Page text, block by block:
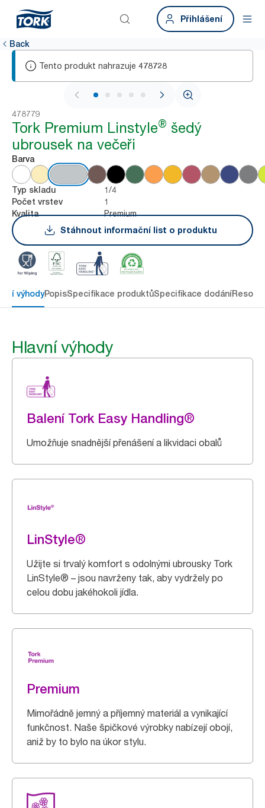
Přihlášení
Back
Tento produkt nahrazuje 478728
1 / 5
478779
Tork Premium Linstyle® šedý
ubrousek na večeři
Barva
Typ skladu 1/4
Počet vrstev 1
Kvalita
Premium
Stáhnout informační list o produktu
výhodyPopisSpecifikace produktůSpecifikace dodání
Hlavní výhody
Balení Tork Easy Handling®
Umožňuje snadnější přenášení a likvidaci obalů
LinStyle®
Užijte si trvalý komfort s odolnými ubrousky Tork
LinStyle® – jsou navrženy tak, aby vydržely po
celou dobu jakéhokoli jídla.
Premium
Mimořádně jemný a příjemný materiál a vynikající
funkčnost. Naše špičkové výrobky nabízejí obojí,
aniž by to bylo na úkor stylu.